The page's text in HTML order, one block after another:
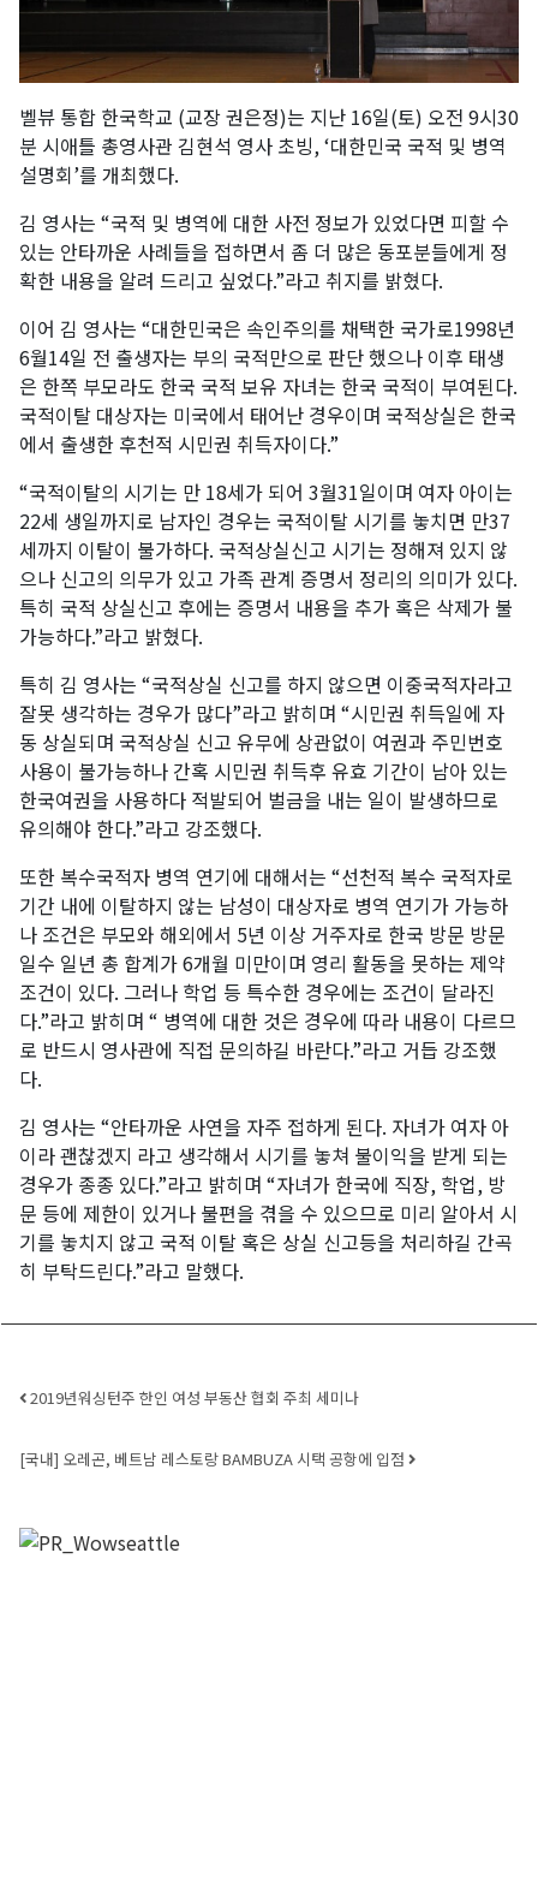
벨뷰 통합 한국학교 (교장 권은정)는 지난 16일(토) 오전 9시30
분 시애틀 총영사관 김현석 영사 초빙, ‘대한민국 국적 및 병역
설명회’를 개최했다.
김 영사는 “국적 및 병역에 대한 사전 정보가 있었다면 피할 수
있는 안타까운 사례들을 접하면서 좀 더 많은 동포분들에게 정
확한 내용을 알려 드리고 싶었다.”라고 취지를 밝혔다.
이어 김 영사는 “대한민국은 속인주의를 채택한 국가로1998년
6월14일 전 출생자는 부의 국적만으로 판단 했으나 이후 태생
은 한쪽 부모라도 한국 국적 보유 자녀는 한국 국적이 부여된다.
국적이탈 대상자는 미국에서 태어난 경우이며 국적상실은 한국
에서 출생한 후천적 시민권 취득자이다.”
“국적이탈의 시기는 만 18세가 되어 3월31일이며 여자 아이는
22세 생일까지로 남자인 경우는 국적이탈 시기를 놓치면 만37
세까지 이탈이 불가하다. 국적상실신고 시기는 정해져 있지 않
으나 신고의 의무가 있고 가족 관계 증명서 정리의 의미가 있다.
특히 국적 상실신고 후에는 증명서 내용을 추가 혹은 삭제가 불
가능하다.”라고 밝혔다.
특히 김 영사는 “국적상실 신고를 하지 않으면 이중국적자라고
잘못 생각하는 경우가 많다”라고 밝히며 “시민권 취득일에 자
동 상실되며 국적상실 신고 유무에 상관없이 여권과 주민번호
사용이 불가능하나 간혹 시민권 취득후 유효 기간이 남아 있는
한국여권을 사용하다 적발되어 벌금을 내는 일이 발생하므로
유의해야 한다.”라고 강조했다.
또한 복수국적자 병역 연기에 대해서는 “선천적 복수 국적자로
기간 내에 이탈하지 않는 남성이 대상자로 병역 연기가 가능하
나 조건은 부모와 해외에서 5년 이상 거주자로 한국 방문 방문
일수 일년 총 합계가 6개월 미만이며 영리 활동을 못하는 제약
조건이 있다. 그러나 학업 등 특수한 경우에는 조건이 달라진
다.”라고 밝히며 “ 병역에 대한 것은 경우에 따라 내용이 다르므
로 반드시 영사관에 직접 문의하길 바란다.”라고 거듭 강조했
다.
김 영사는 “안타까운 사연을 자주 접하게 된다. 자녀가 여자 아
이라 괜찮겠지 라고 생각해서 시기를 놓쳐 불이익을 받게 되는
경우가 종종 있다.”라고 밝히며 “자녀가 한국에 직장, 학업, 방
문 등에 제한이 있거나 불편을 겪을 수 있으므로 미리 알아서 시
기를 놓치지 않고 국적 이탈 혹은 상실 신고등을 처리하길 간곡
히 부탁드린다.”라고 말했다.
Post navigation
2019년워싱턴주 한인 여성 부동산 협회 주최 세미나
[국내] 오레곤, 베트남 레스토랑 BAMBUZA 시택 공항에 입점